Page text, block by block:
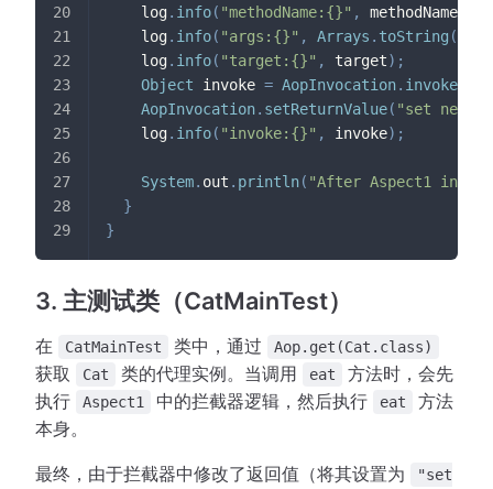
    log
. info( "methodName:{}" , methodName
    log
. info( "args:{}" , Arrays . toString (
    log
. info( "target:{}" , target) ;
Object invoke = AopInvocation. invoke
AopInvocation. setReturnValue( "set new
    log
. info( "invoke:{}" , invoke) ;
System. out . println( "After Aspect1
}
}
3. 主测试类（CatMainTest）
在 CatMainTest 类中，通过 Aop.get(Cat.class)
获取 Cat 类的代理实例。当调用 eat
方法时，会先
执行
Aspect1 中的拦截器逻辑，然后执行 eat
方法
本身。
最终，由于拦截器中修改了返回值（将其设置为
"set